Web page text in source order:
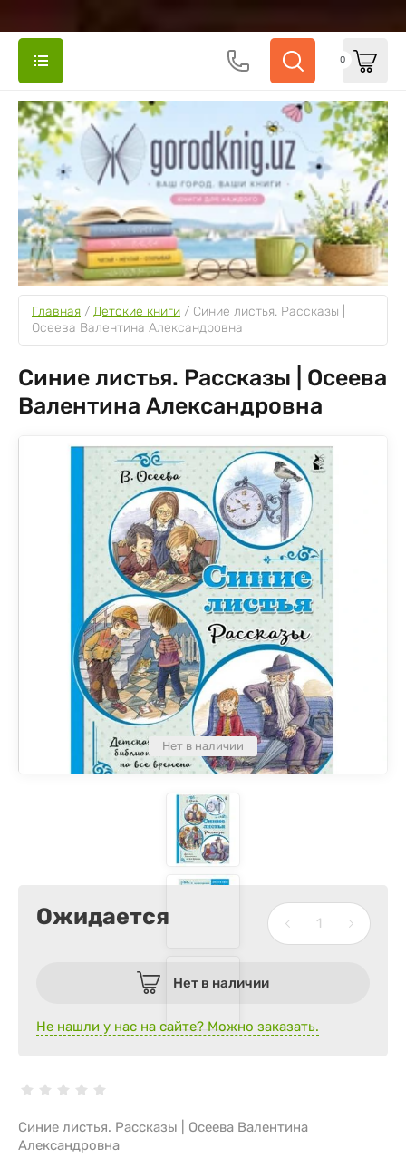
0
Главная / Детские книги / Синие листья. Рассказы |
Осеева Валентина Александровна
Синие листья. Рассказы | Осеева
Валентина Александровна
Нет в наличии
Ожидается
Нет в наличии
Не нашли у нас на сайте? Можно заказать.
Синие листья. Рассказы | Осеева Валентина
Александровна